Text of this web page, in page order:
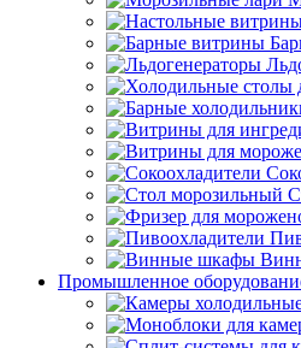
Промышленное